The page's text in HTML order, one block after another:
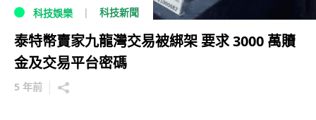
科技娛樂 科技新聞
泰特幣賣家九龍灣交易被綁架 要求 3000 萬贖
金及交易平台密碼
5 年前